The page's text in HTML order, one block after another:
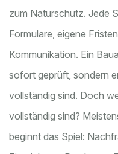
zum Naturschutz. Jede
Formulare, eigene
Kommunikation. Ein
sofort geprüft, sondern
vollständig sind. Doch
vollständig sind?
beginnt das Spiel: